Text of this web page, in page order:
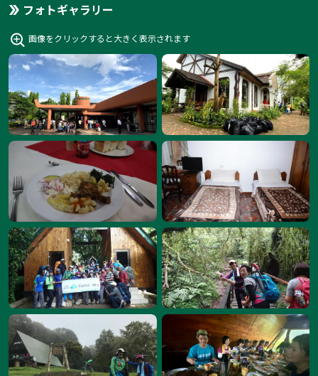
フォトギャラリー
画像をクリックすると大きく表示されます